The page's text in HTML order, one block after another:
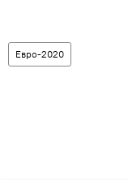
Евро-2020